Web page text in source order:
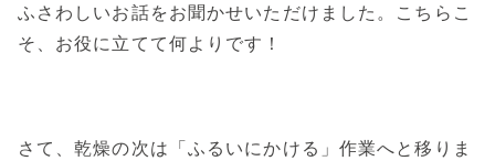
ふさわしいお話をお聞かせいただけました。こちらこ
そ、お役に立てて何よりです！
さて、乾燥の次は「ふるいにかける」作業へと移りま